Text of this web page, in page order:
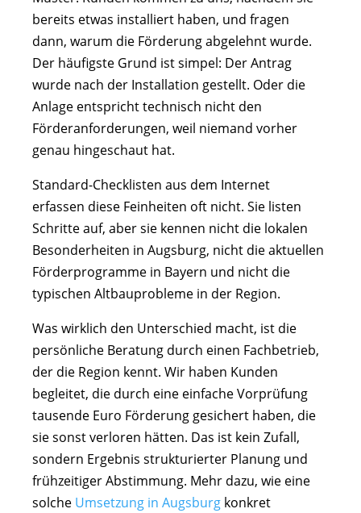
bereits etwas installiert haben, und fragen
dann, warum die Förderung abgelehnt wurde.
Der häufigste Grund ist simpel: Der Antrag
wurde nach der Installation gestellt. Oder die
Anlage entspricht technisch nicht den
Förderanforderungen, weil niemand vorher
genau hingeschaut hat.
Standard-Checklisten aus dem Internet
erfassen diese Feinheiten oft nicht. Sie listen
Schritte auf, aber sie kennen nicht die lokalen
Besonderheiten in Augsburg, nicht die aktuellen
Förderprogramme in Bayern und nicht die
typischen Altbauprobleme in der Region.
Was wirklich den Unterschied macht, ist die
persönliche Beratung durch einen Fachbetrieb,
der die Region kennt. Wir haben Kunden
begleitet, die durch eine einfache Vorprüfung
tausende Euro Förderung gesichert haben, die
sie sonst verloren hätten. Das ist kein Zufall,
sondern Ergebnis strukturierter Planung und
frühzeitiger Abstimmung. Mehr dazu, wie eine
solche Umsetzung in Augsburg konkret